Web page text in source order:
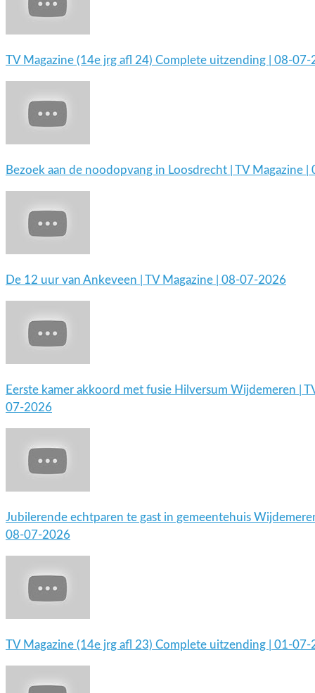
TV Magazine (14e jrg afl 24) Complete uitzending | 08-07-
Bezoek aan de noodopvang in Loosdrecht | TV Magazine
De 12 uur van Ankeveen | TV Magazine | 08-07-2026
Eerste kamer akkoord met fusie Hilversum Wijdemeren |
07-2026
Jubilerende echtparen te gast in gemeentehuis
08-07-2026
TV Magazine (14e jrg afl 23) Complete uitzending | 01-07-